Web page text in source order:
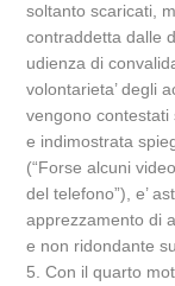
soltanto scaricati,
contraddetta dalle
udienza di
volontarieta’ degli
vengono contestati
e indimostrata
(“Forse alcuni
del telefono”), e’
apprezzamento di
e non ridondante
5. Con il quarto